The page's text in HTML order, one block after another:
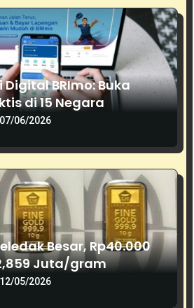
BRImo: Buka
di 15 Negara
07/06/2026
Besar, Rp40.000
Juta/gram
12/05/2026